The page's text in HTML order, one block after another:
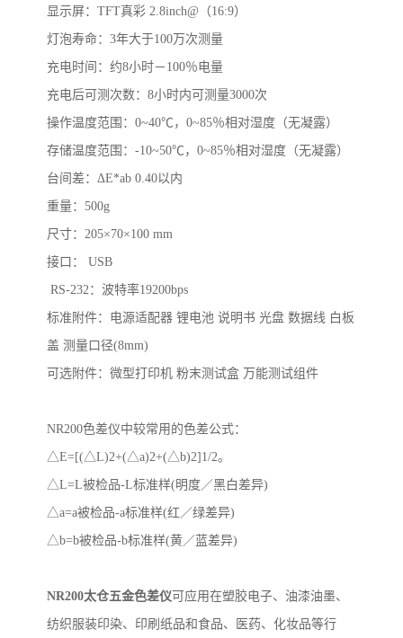
显示屏： TFT真彩 2.8inch@ （16:9）
灯泡寿命： 3年大于100万次测量
充电时间：约8小时－ 100％电量
充电后可测次数： 8小时内可测量3000次
操作温度范围： 0~40℃， 0~85％相对湿度（无凝露）
存储温度范围： -10~50℃， 0~85％相对湿度（无凝露）
台间差： ΔE*ab 0.40以内
重量： 500g
尺寸： 205×70×100 mm
接口： USB
RS-232：波特率19200bps
标准附件：电源适配器 锂电池 说明书 光盘 数据线 白板
盖 测量口径(8mm)
可选附件：微型打印机 粉末测试盒 万能测试组件
NR200色差仪中较常用的色差公式：
△E=[(△L)2+(△a)2+(△b)2]1/2。
△L=L被检品-L标准样(明度／黑白差异)
△a=a被检品-a标准样(红／绿差异)
△b=b被检品-b标准样(黄／蓝差异)
NR200太仓五金色差仪可应用在塑胶电子、油漆油墨、
纺织服装印染、印刷纸品和食品、医药、化妆品等行